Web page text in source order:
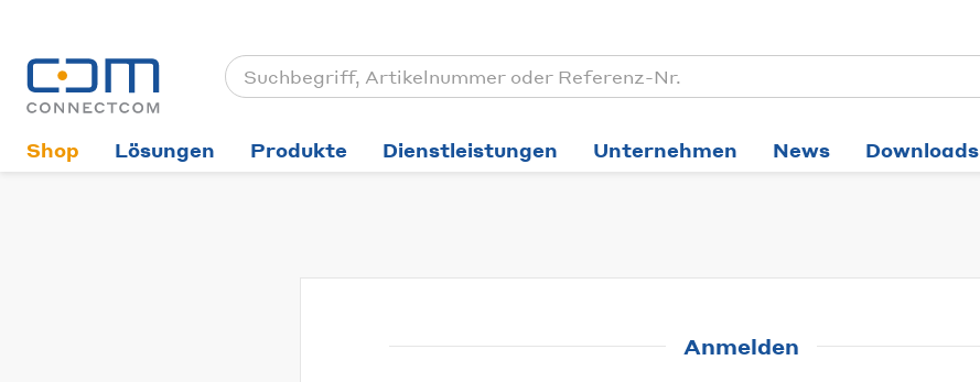
Shop Lösungen Produkte Dienstleistungen Unternehmen News Downloads
Anmelden